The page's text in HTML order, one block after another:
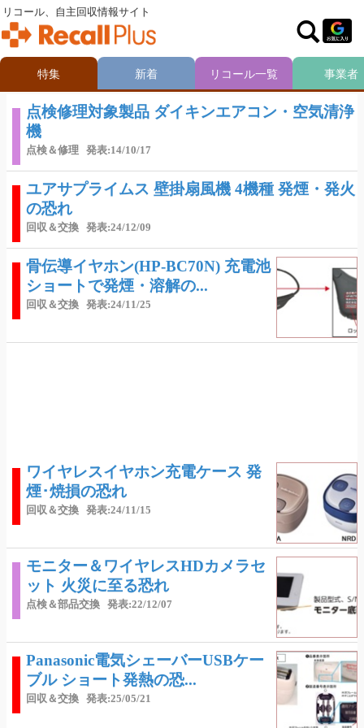
点検修理対象製品 ダイキンエアコン・空気清浄
機
点検＆修理 発表:14/10/17
ユアサプライムス 壁掛扇風機 4機種 発煙・発火
の恐れ
回収＆交換 発表:24/12/09
骨伝導イヤホン(HP-BC70N) 充電池
ショートで発煙・溶解の...
回収＆交換 発表:24/11/25
ワイヤレスイヤホン充電ケース 発
煙･焼損の恐れ
回収＆交換 発表:24/11/15
モニター＆ワイヤレスHDカメラセ
ット 火災に至る恐れ
点検＆部品交換 発表:22/12/07
Panasonic電気シェーバーUSBケー
ブル ショート発熱の恐...
回収＆交換 発表:25/05/21
リコール、自主回収情報サイト
特集 新着 リコール一覧 事業者